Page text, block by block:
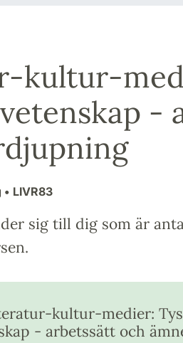
kultur-
-
• LIVR83
sig till dig som är
kultur-medier:
- arbetssätt och